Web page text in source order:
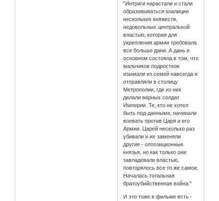
"Интриги нарастали и стали
образовываться коалиции
нескольких княжеств,
недовольных центральной
властью, которая для
укрепления армии требовала
все больше дани. А дань в
основном состояла в том, что
мальчиков подростков
изымали из семей навсегда и
отправляли в столицу
Метрополии, где из них
делали верных солдат
Империи. Те, кто не хотел
быть под-данными, начинали
воевать против Царя и его
Армии. Царей несколько раз
убивали и их заменяли
другие - оппозиционные
князья, но как только они
завладевали властью,
повторялось все то же самое.
Началась тотальная
братоубийственная война."
И это тоже в фильме есть -